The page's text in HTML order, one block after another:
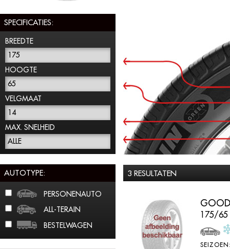
SPECIFICATIES:
BREEDTE
175
HOOGTE
65
VELGMAAT
14
MAX. SNELHEID
ALLE
AUTOTYPE:
PERSONENAUTO
ALL-TERAIN
BESTELWAGEN
3 RESULTATEN
175/65